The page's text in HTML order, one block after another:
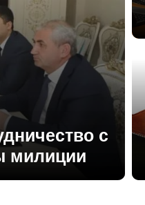
с
милиции